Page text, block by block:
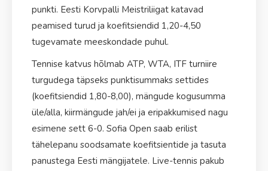
punkti. Eesti Korvpalli Meistriliigat katavad
peamised turud ja koefitsiendid 1,20-4,50
tugevamate meeskondade puhul.
Tennise katvus hõlmab ATP, WTA, ITF turniire
turgudega täpseks punktisummaks settides
(koefitsiendid 1,80-8,00), mängude kogusumma
üle/alla, kiirmängude jah/ei ja eripakkumised nagu
esimene sett 6-0. Sofia Open saab erilist
tähelepanu soodsamate koefitsientide ja tasuta
panustega Eesti mängijatele. Live-tennis pakub